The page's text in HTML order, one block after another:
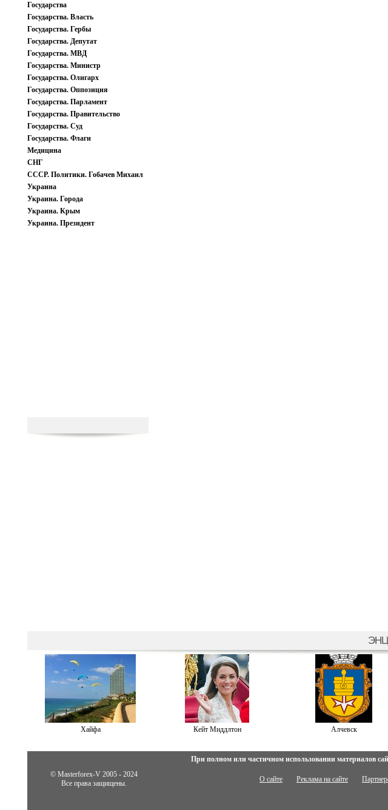
Государства
Государства. Власть
Государства. Гербы
Государства. Депутат
Государства. МВД
Государства. Министр
Государства. Олигарх
Государства. Оппозиция
Государства. Парламент
Государства. Правительство
Государства. Суд
Государства. Флаги
Медицина
СНГ
СССР. Политики. Гобачев Михаил
Украина
Украина. Города
Украина. Крым
Украина. Президент
Хайфа Кейт Миддлтон Алчевск
При полном или частичном использовании материалов
© Masterforex-V 2005 - 2024
Все права защищены.
О сайте Реклама на сайте